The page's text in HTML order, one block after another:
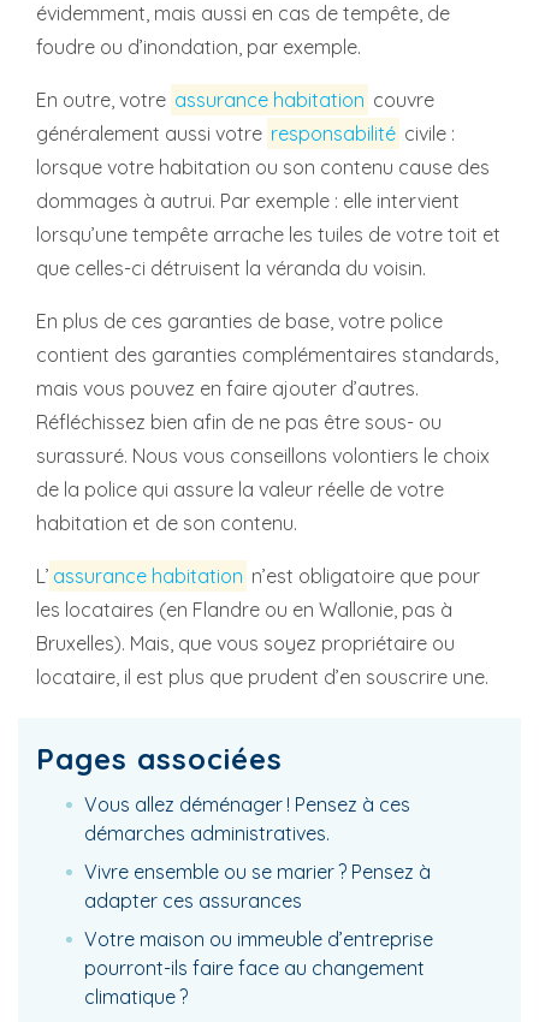
évidemment, mais aussi en cas de tempête, de
foudre ou d’inondation, par exemple.
En outre, votre assurance habitation couvre
généralement aussi votre responsabilité civile :
lorsque votre habitation ou son contenu cause des
dommages à autrui. Par exemple : elle intervient
lorsqu’une tempête arrache les tuiles de votre toit et
que celles-ci détruisent la véranda du voisin.
En plus de ces garanties de base, votre police
contient des garanties complémentaires standards,
mais vous pouvez en faire ajouter d’autres.
Réfléchissez bien afin de ne pas être sous- ou
surassuré. Nous vous conseillons volontiers le choix
de la police qui assure la valeur réelle de votre
habitation et de son contenu.
L’ assurance habitation n’est obligatoire que pour
les locataires (en Flandre ou en Wallonie, pas à
Bruxelles). Mais, que vous soyez propriétaire ou
locataire, il est plus que prudent d’en souscrire une.
Pages associées
Vous allez déménager ! Pensez à ces
démarches administratives.
Vivre ensemble ou se marier ? Pensez à
adapter ces assurances
Votre maison ou immeuble d’entreprise
pourront-ils faire face au changement
climatique ?